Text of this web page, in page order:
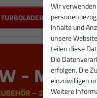
TURBOLADER NEU
Wir
Inhalte und
unsere
teilen diese
Die
erfolgen. Die
einzuwilligen
Weitere